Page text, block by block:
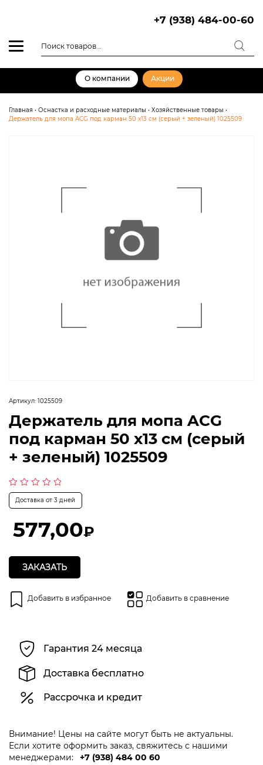
+7 (938) 484-00-60
товаров
О компании Акции
Главная • Оснастка и расходные материалы • Хозяйственные товары •
Держатель для мопа ACG под карман 50 х13 см (серый + зеленый) 1025509
Артикул: 1025509
Держатель для мопа ACG
под карман 50 х13 см (серый
+ зеленый) 1025509
Оценка
из
Доставка от 3 дней
577,00₽
ЗАКАЗАТЬ
Добавить в избранное Добавить в сравнение
Гарантия 24 месяца
Доставка бесплатно
Рассрочка и кредит
Внимание! Цены на сайте могут быть не актуальны.
Если хотите оформить заказ, свяжитесь с нашими
менеджерами:
+7 (938) 484 00 60